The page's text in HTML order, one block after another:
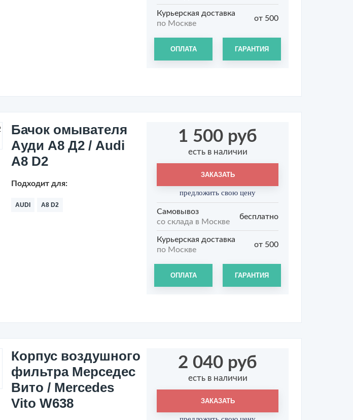
Курьерская доставка
по Москве
от 500
ОПЛАТА ГАРАНТИЯ
Бачок омывателя
Ауди А8 Д2 / Audi
A8 D2
Подходит для:
AUDI A8 D2
1 500 руб
есть в наличии
ЗАКАЗАТЬ
предложить свою цену
Самовывоз
со склада в Москве
бесплатно
Курьерская доставка
по Москве
от 500
ОПЛАТА ГАРАНТИЯ
Корпус воздушного
фильтра Мерседес
Вито / Mercedes
Vito W638
2 040 руб
есть в наличии
ЗАКАЗАТЬ